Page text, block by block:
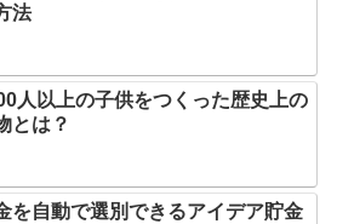
法
人以上の子供をつくった歴史上の
とは？
を自動で選別できるアイデア貯金